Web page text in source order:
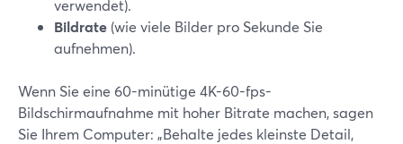
verwendet).
Bildrate (wie viele Bilder pro Sekunde Sie
aufnehmen).
Wenn Sie eine 60-minütige 4K-60-fps-
Bildschirmaufnahme mit hoher Bitrate machen, sagen
Sie Ihrem Computer: „Behalte jedes kleinste Detail,